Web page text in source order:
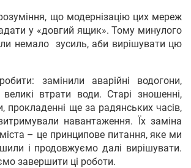
що модернізацію цих мереж
у «довгий ящик». Тому минулого
немало зусиль, аби вирішувати цю
замінили аварійні водогони,
втрати води. Старі зношенні,
прокладенні ще за радянських часів,
навантаження. Їх заміна
– це принципове питання, яке ми
і продовжуємо далі вирішувати.
завершити ці роботи.